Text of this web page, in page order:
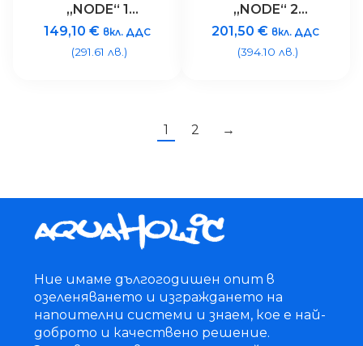
„NODE“ 1
станция,,
BLUETOOTH
комуникация без
149,10€ вкл. ДДС
(291.61 лв.)
„NODE“ 2
станции,
BLUETOOTH
комуникация без
201,50€ вкл. ДДС
(394.10 лв.)
1 2 →
Ние имаме дългогодишен опит в
озеленяването и изграждането на
напоителни системи и знаем, кое е най-
доброто и качествено решение.